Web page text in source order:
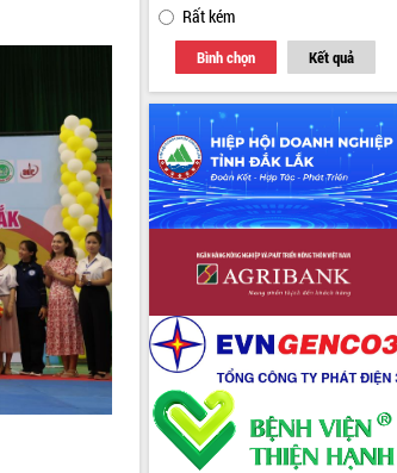
Rất kém
Bình chọn Kết quả